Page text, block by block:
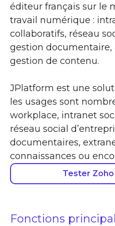
éditeur français sur le
travail numérique :
collaboratifs, réseau
gestion documentaire,
gestion de contenu.
JPlatform est une
les usages sont
workplace, intranet
réseau social
documentaires,
connaissances ou
Tester
Fonctions